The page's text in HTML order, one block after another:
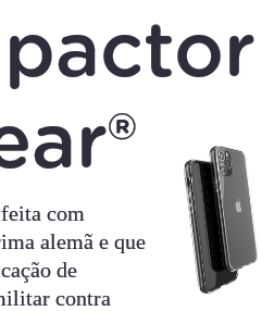
com
alemã e que
de
contra